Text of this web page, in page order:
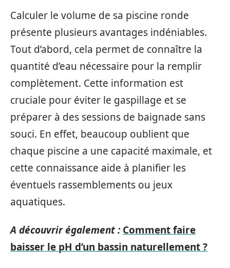
Calculer le volume de sa piscine ronde
présente plusieurs avantages indéniables.
Tout d’abord, cela permet de connaître la
quantité d’eau nécessaire pour la remplir
complètement. Cette information est
cruciale pour éviter le gaspillage et se
préparer à des sessions de baignade sans
souci. En effet, beaucoup oublient que
chaque piscine a une capacité maximale, et
cette connaissance aide à planifier les
éventuels rassemblements ou jeux
aquatiques.
A découvrir également : Comment faire
baisser le pH d’un bassin naturellement ?